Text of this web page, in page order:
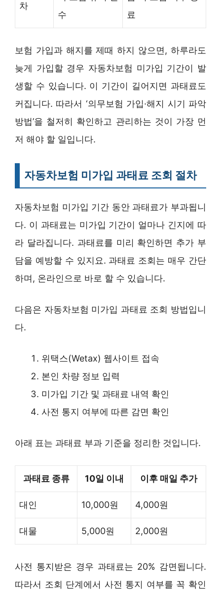
차
수
료
보험 가입과 해지를 제때 하지 않으면, 하루라도
늦게 가입할 경우 자동차보험 미가입 기간이 발
생할 수 있습니다. 이 기간이 길어지면 과태료도
커집니다. 따라서 ‘의무보험 가입·해지 시기 파악
방법’을 철저히 확인하고 관리하는 것이 가장 먼
저 해야 할 일입니다.
자동차보험 미가입 과태료 조회 절차
자동차보험 미가입 기간 동안 과태료가 부과됩니
다. 이 과태료는 미가입 기간이 얼마나 긴지에 따
라 달라집니다. 과태료를 미리 확인하면 추가 부
담을 예방할 수 있지요. 과태료 조회는 매우 간단
하며, 온라인으로 바로 할 수 있습니다.
다음은 자동차보험 미가입 과태료 조회 방법입니
다.
위택스(Wetax) 웹사이트 접속
본인 차량 정보 입력
미가입 기간 및 과태료 내역 확인
사전 통지 여부에 따른 감면 확인
아래 표는 과태료 부과 기준을 정리한 것입니다.
과태료 종류 10일 이내 이후 매일 추가
대인 10,000원 4,000원
대물 5,000원 2,000원
사전 통지받은 경우 과태료는 20% 감면됩니다.
따라서 조회 단계에서 사전 통지 여부를 꼭 확인